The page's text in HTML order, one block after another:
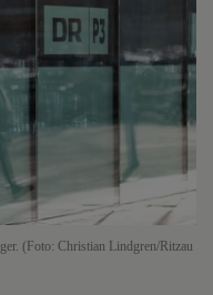
(Foto: Christian Lindgren/Ritzau